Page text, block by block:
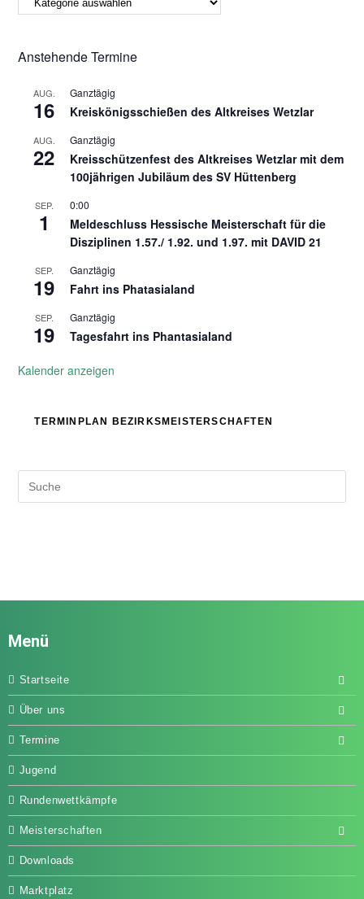
Anstehende Termine
AUG.
16
Ganztägig
Kreiskönigsschießen des Altkreises Wetzlar
AUG.
22
Ganztägig
Kreisschützenfest des Altkreises Wetzlar mit dem
100jährigen Jubiläum des SV Hüttenberg
SEP.
1
0:00
Meldeschluss Hessische Meisterschaft für die
Disziplinen 1.57./ 1.92. und 1.97. mit DAVID 21
SEP.
19
Ganztägig
Fahrt ins Phatasialand
SEP.
19
Ganztägig
Tagesfahrt ins Phantasialand
Kalender anzeigen
TERMINPLAN BEZIRKSMEISTERSCHAFTEN
Menü
Startseite
Über uns
Termine
Jugend
Rundenwettkämpfe
Meisterschaften
Downloads
Marktplatz